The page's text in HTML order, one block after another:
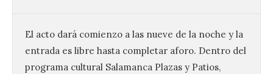
El acto dará comienzo a las nueve de la noche y la
entrada es libre hasta completar aforo. Dentro del
programa cultural Salamanca Plazas y Patios,